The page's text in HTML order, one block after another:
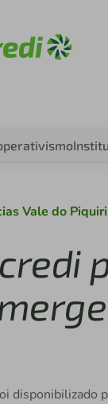
Vale do Piquiri
disponibilizado